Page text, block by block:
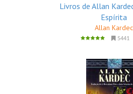
Livros de Allan
Espírita
Allan Kardec
5441